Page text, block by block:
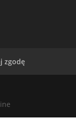
zgodę